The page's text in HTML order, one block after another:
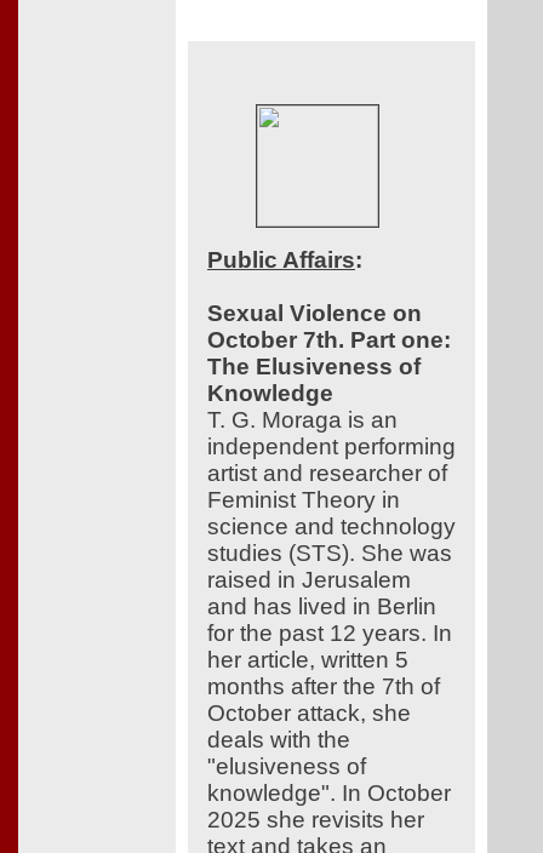
Public Affairs:
Sexual Violence on
October 7th. Part one:
The Elusiveness of
Knowledge
T. G. Moraga is an
independent performing
artist and researcher of
Feminist Theory in
science and technology
studies (STS). She was
raised in Jerusalem
and has lived in Berlin
for the past 12 years. In
her article, written 5
months after the 7th of
October attack, she
deals with the
"elusiveness of
knowledge". In October
2025 she revisits her
text and takes an